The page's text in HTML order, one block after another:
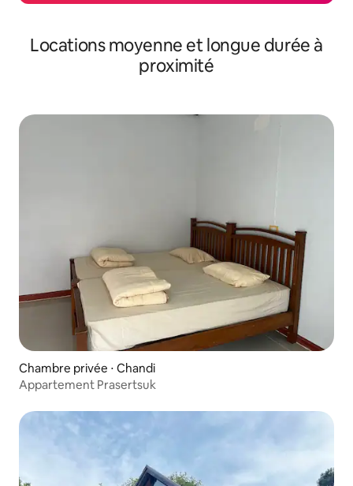
Locations moyenne et longue durée à
proximité
Chambre privée ⋅ Chandi
Appartement Prasertsuk